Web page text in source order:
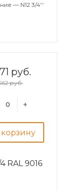
— N12 3/4''
руб.
руб.
+
корзину
RAL 9016